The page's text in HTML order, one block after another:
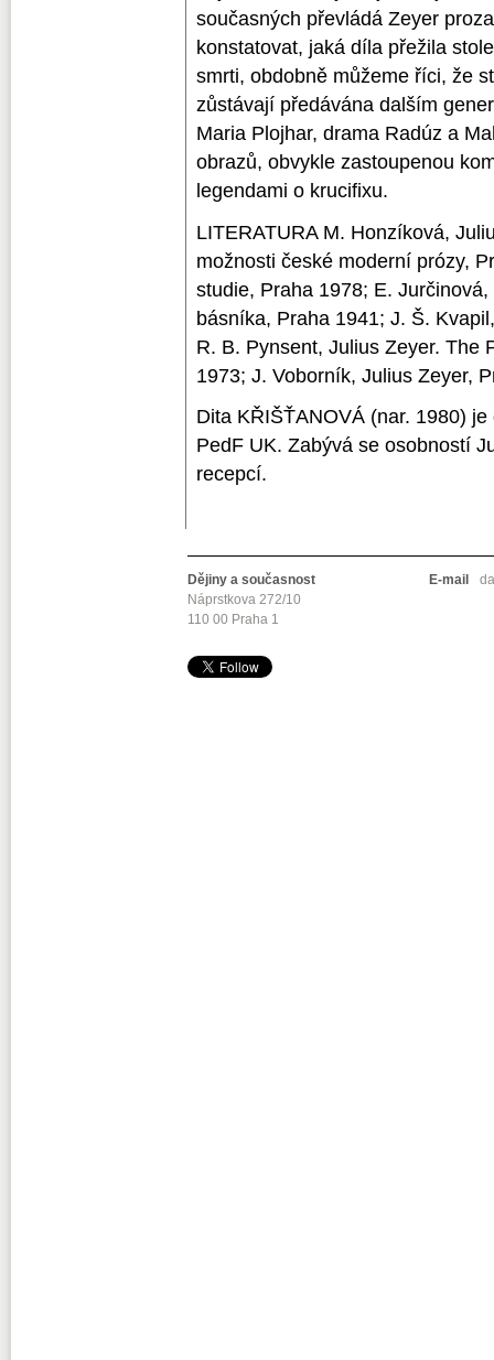
současných převládá Zeyer
konstatovat, jaká díla přežila
smrti, obdobně můžeme říci, že
zůstávají předávána dalším
Maria Plojhar, drama Radúz a
obrazů, obvykle zastoupenou
legendami o krucifixu.
LITERATURA M. Honzíková,
možnosti české moderní prózy,
studie, Praha 1978; E.
básníka, Praha 1941; J. Š.
R. B. Pynsent, Julius Zeyer. The
1973; J. Voborník, Julius Zeyer,
Dita KŘIŠŤANOVÁ (nar. 1980)
PedF UK. Zabývá se osobností
recepcí.
Dějiny a současnost
Náprstkova 272/10
110 00 Praha 1
E-mail